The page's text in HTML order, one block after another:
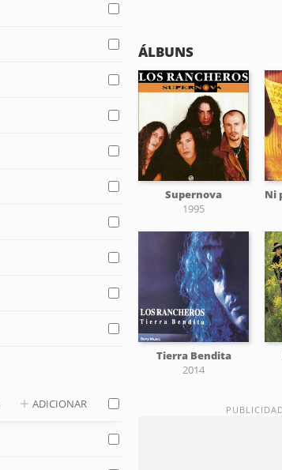
ADICIONAR
ÁLBUNS
Supernova
1995
Tierra Bendita
2014